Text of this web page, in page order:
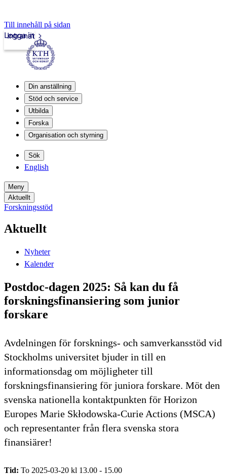
Till innehåll på sidan
Intranät
Logga in
Din anställning
Stöd och service
Utbilda
Forska
Organisation och styrning
Sök
English
Meny
Aktuellt
Forskningsstöd
Aktuellt
Nyheter
Kalender
Postdoc-dagen 2025: Så kan du få
forskningsfinansiering som junior
forskare
Avdelningen för forsknings- och samverkansstöd vid
Stockholms universitet bjuder in till en
informationsdag om möjligheter till
forskningsfinansiering för juniora forskare. Möt den
svenska nationella kontaktpunkten för Horizon
Europes Marie Skłodowska-Curie Actions (MSCA)
och representanter från flera svenska stora
finansiärer!
Tid: To 2025-03-20 kl 13.00 - 15.00